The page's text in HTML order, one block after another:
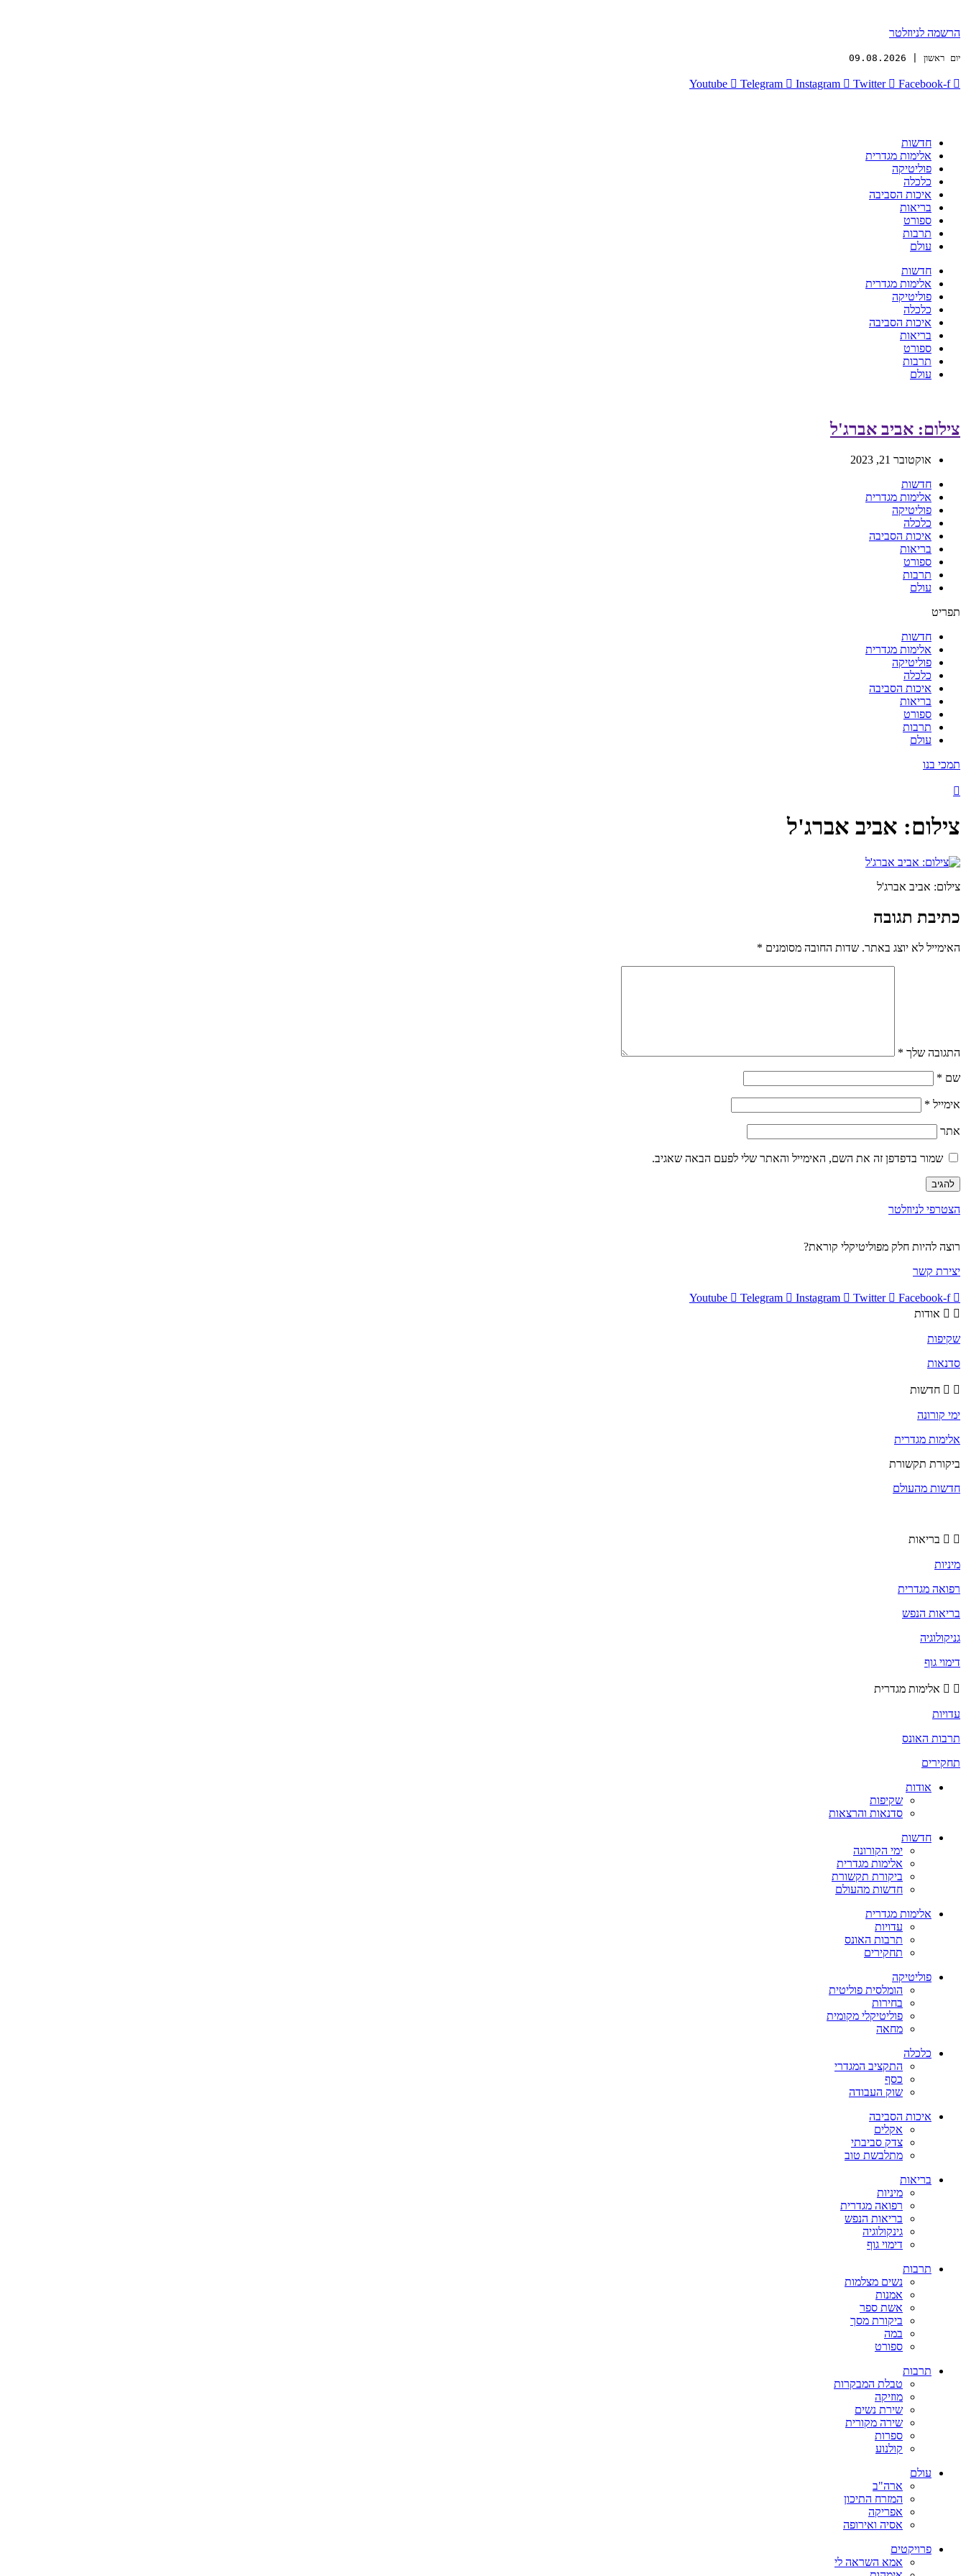
הרשמה לניוזלטר
יום ראשון | 09.08.2026
Youtube Telegram Instagram Twitter Facebook-f
חדשות
אלימות מגדרית
פוליטיקה
כלכלה
איכות הסביבה
בריאות
ספורט
תרבות
עולם
חדשות
אלימות מגדרית
פוליטיקה
כלכלה
איכות הסביבה
בריאות
ספורט
תרבות
עולם
צילום: אביב אברג'ל
אוקטובר 21, 2023
חדשות
אלימות מגדרית
פוליטיקה
כלכלה
איכות הסביבה
בריאות
ספורט
תרבות
עולם
תפריט
חדשות
אלימות מגדרית
פוליטיקה
כלכלה
איכות הסביבה
בריאות
ספורט
תרבות
עולם
תמכי בנו
צילום: אביב אברג'ל
צילום: אביב אברג'ל
כתיבת תגובה
האימייל לא יוצג באתר. שדות החובה מסומנים *
התגובה שלך *
שם *
אימייל *
אתר
שמור בדפדפן זה את השם, האימייל והאתר שלי לפעם הבאה שאגיב.
הצטרפי לניוזלטר
רוצה להיות חלק מפוליטיקלי קוראת?
יצירת קשר
Youtube Telegram Instagram Twitter
Facebook-f
אודות
שקיפות
סדנאות
חדשות
ימי קורונה
אלימות מגדרית
ביקורת תקשורת
חדשות מהעולם
בריאות
מיניות
רפואה מגדרית
בריאות הנפש
גניקולוגיה
דימוי גוף
אלימות מגדרית
עדויות
תרבות האונס
תחקירים
אודות
שקיפות
סדנאות והרצאות
חדשות
ימי הקורונה
אלימות מגדרית
ביקורת תקשורת
חדשות מהעולם
אלימות מגדרית
עדויות
תרבות האונס
תחקירים
פוליטיקה
הומלסית פוליטית
בחירות
פוליטיקלי מקומית
מחאה
כלכלה
התקציב המגדרי
כסף
שוק העבודה
איכות הסביבה
אקלים
צדק סביבתי
מתלבשת טוב
בריאות
מיניות
רפואה מגדרית
בריאות הנפש
גינקולוגיה
דימוי גוף
תרבות
נשים מצלמות
אמנות
אשת ספר
ביקורת מסך
במה
ספורט
תרבות
טבלת המבקרות
מוזיקה
שירת נשים
שירה מקורית
ספרות
קולנוע
עולם
ארה"ב
המזרח התיכון
אפריקה
אסיה ואירופה
פרויקטים
אמא השראה לי